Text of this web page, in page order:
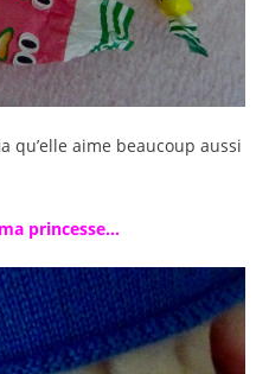
qu’elle aime beaucoup aussi
princesse…